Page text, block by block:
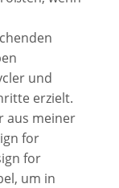
und
erzielt.
aus meiner
for
for
um in